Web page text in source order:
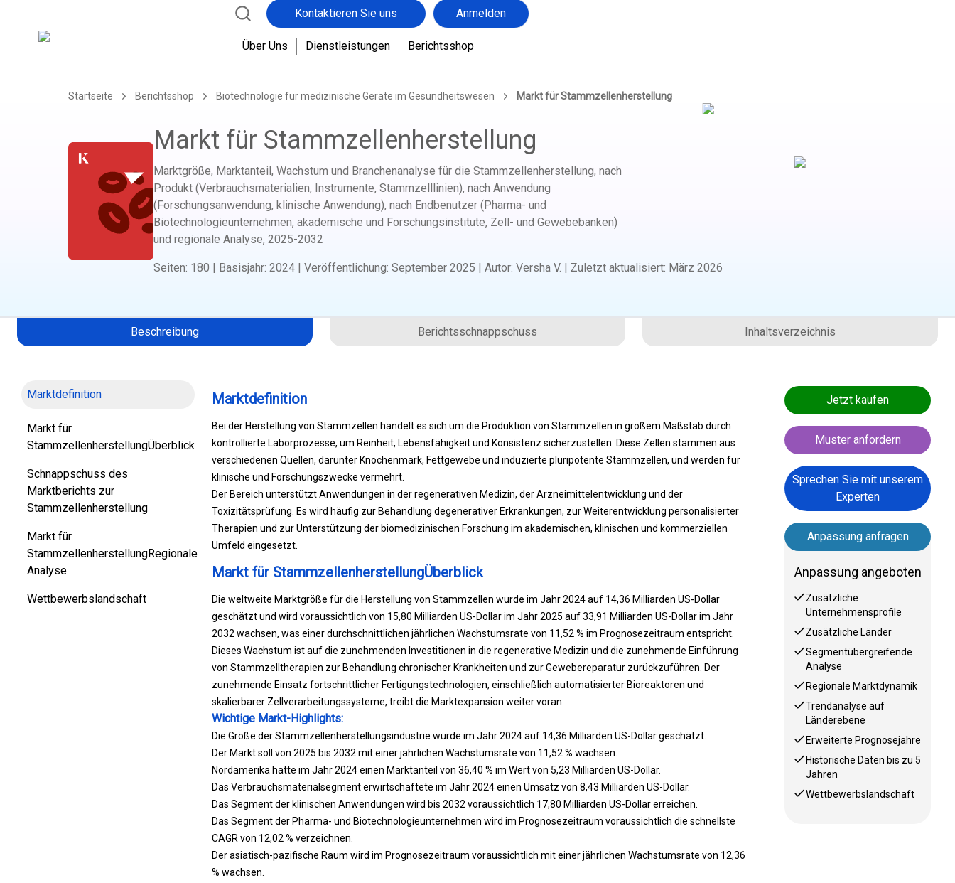
Kontaktieren Sie uns Anmelden
Über Uns Dienstleistungen Berichtsshop
Startseite Berichtsshop Biotechnologie für medizinische Geräte im Gesundheitswesen Markt für Stammzellenherstellung
Markt für Stammzellenherstellung
Marktgröße, Marktanteil, Wachstum und Branchenanalyse für die Stammzellenherstellung, nach
Produkt (Verbrauchsmaterialien, Instrumente, Stammzelllinien), nach Anwendung
(Forschungsanwendung, klinische Anwendung), nach Endbenutzer (Pharma- und
Biotechnologieunternehmen, akademische und Forschungsinstitute, Zell- und Gewebebanken)
und regionale Analyse, 2025-2032
Seiten: 180 | Basisjahr: 2024 | Veröffentlichung: September 2025 | Autor: Versha V. | Zuletzt aktualisiert: März 2026
Beschreibung Berichtsschnappschuss Inhaltsverzeichnis
Marktdefinition
Markt für
StammzellenherstellungÜberblick
Schnappschuss des
Marktberichts zur
Stammzellenherstellung
Markt für
StammzellenherstellungRegionale
Analyse
Wettbewerbslandschaft
Marktdefinition
Bei der Herstellung von Stammzellen handelt es sich um die Produktion von Stammzellen in großem Maßstab durch
kontrollierte Laborprozesse, um Reinheit, Lebensfähigkeit und Konsistenz sicherzustellen. Diese Zellen stammen aus
verschiedenen Quellen, darunter Knochenmark, Fettgewebe und induzierte pluripotente Stammzellen, und werden für
klinische und Forschungszwecke vermehrt.
Der Bereich unterstützt Anwendungen in der regenerativen Medizin, der Arzneimittelentwicklung und der
Toxizitätsprüfung. Es wird häufig zur Behandlung degenerativer Erkrankungen, zur Weiterentwicklung personalisierter
Therapien und zur Unterstützung der biomedizinischen Forschung im akademischen, klinischen und kommerziellen
Umfeld eingesetzt.
Markt für StammzellenherstellungÜberblick
Die weltweite Marktgröße für die Herstellung von Stammzellen wurde im Jahr 2024 auf 14,36 Milliarden US-Dollar
geschätzt und wird voraussichtlich von 15,80 Milliarden US-Dollar im Jahr 2025 auf 33,91 Milliarden US-Dollar im Jahr
2032 wachsen, was einer durchschnittlichen jährlichen Wachstumsrate von 11,52 % im Prognosezeitraum entspricht.
Dieses Wachstum ist auf die zunehmenden Investitionen in die regenerative Medizin und die zunehmende Einführung
von Stammzelltherapien zur Behandlung chronischer Krankheiten und zur Gewebereparatur zurückzuführen. Der
zunehmende Einsatz fortschrittlicher Fertigungstechnologien, einschließlich automatisierter Bioreaktoren und
skalierbarer Zellverarbeitungssysteme, treibt die Marktexpansion weiter voran.
Wichtige Markt-Highlights:
Die Größe der Stammzellenherstellungsindustrie wurde im Jahr 2024 auf 14,36 Milliarden US-Dollar geschätzt.
Der Markt soll von 2025 bis 2032 mit einer jährlichen Wachstumsrate von 11,52 % wachsen.
Nordamerika hatte im Jahr 2024 einen Marktanteil von 36,40 % im Wert von 5,23 Milliarden US-Dollar.
Das Verbrauchsmaterialsegment erwirtschaftete im Jahr 2024 einen Umsatz von 8,43 Milliarden US-Dollar.
Das Segment der klinischen Anwendungen wird bis 2032 voraussichtlich 17,80 Milliarden US-Dollar erreichen.
Das Segment der Pharma- und Biotechnologieunternehmen wird im Prognosezeitraum voraussichtlich die schnellste
CAGR von 12,02 % verzeichnen.
Der asiatisch-pazifische Raum wird im Prognosezeitraum voraussichtlich mit einer jährlichen Wachstumsrate von 12,36
% wachsen.
Jetzt kaufen
Muster anfordern
Sprechen Sie mit unserem
Experten
Anpassung anfragen
Anpassung angeboten
Zusätzliche
Unternehmensprofile
Zusätzliche Länder
Segmentübergreifende
Analyse
Regionale Marktdynamik
Trendanalyse auf
Länderebene
Erweiterte Prognosejahre
Historische Daten bis zu 5
Jahren
Wettbewerbslandschaft